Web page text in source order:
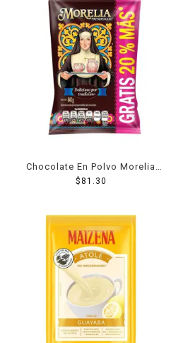
Chocolate En Polvo Morelia
Presidencial . 700 Grs + 20%
$ 81.30